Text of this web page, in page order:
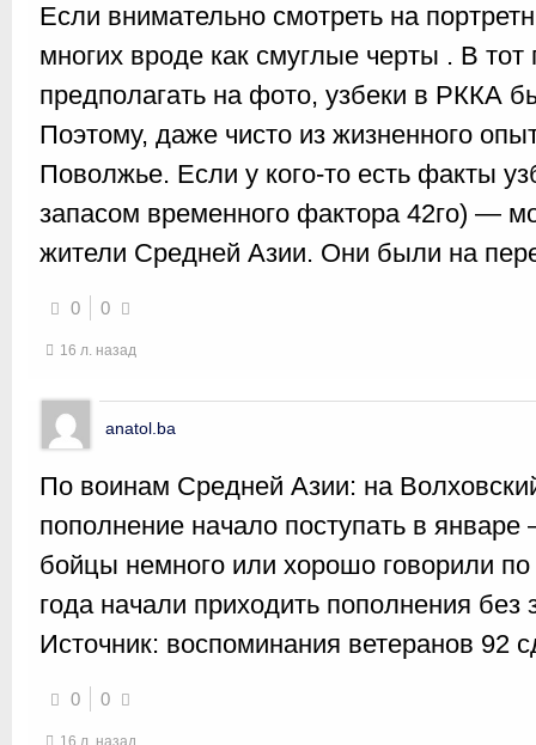
Если внимательно смотреть на
многих вроде как смуглые черты . В
предполагать на фото, узбеки в РККА
Поэтому, даже чисто из жизненного
Поволжье. Если у кого-то есть факты
запасом временного фактора 42го) —
жители Средней Азии. Они были на
0 0
16 л. назад
anatol.ba
По воинам Средней Азии: на
пополнение начало поступать в
бойцы немного или хорошо говорили
года начали приходить пополнения без
Источник: воспоминания ветеранов 92
0 0
16 л. назад